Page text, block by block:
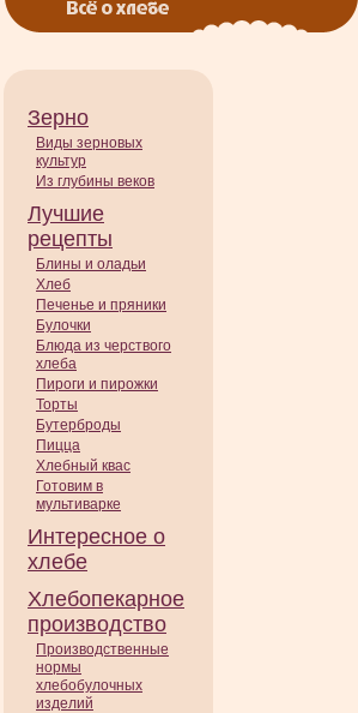
Зерно
Виды зерновых
культур
Из глубины веков
Лучшие
рецепты
Блины и оладьи
Хлеб
Печенье и пряники
Булочки
Блюда из черствого
хлеба
Пироги и пирожки
Торты
Бутерброды
Пицца
Хлебный квас
Готовим в
мультиварке
Интересное о
хлебе
Хлебопекарное
производство
Производственные
нормы
хлебобулочных
изделий